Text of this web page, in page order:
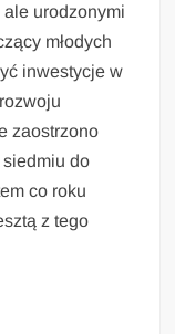
urodzonymi
młodych
inwestycje w
zaostrzono
do
co roku
z tego